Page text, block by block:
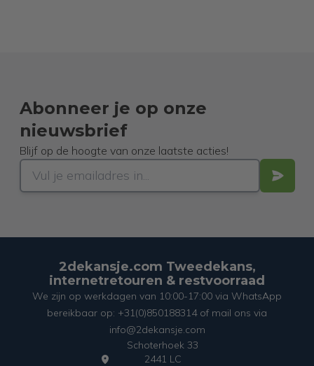
Abonneer je op onze
nieuwsbrief
Blijf op de hoogte van onze laatste acties!
2dekansje.com Tweedekans,
internetretouren & restvoorraad
We zijn op werkdagen van 10:00-17:00 via WhatsApp
bereikbaar op: +31(0)850188314 of mail ons via
info@2dekansje.com
Schoterhoek 33
2441 LC